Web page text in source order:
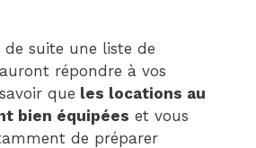
de suite une liste de
répondre à vos
que les locations au
bien équipées et vous
de préparer